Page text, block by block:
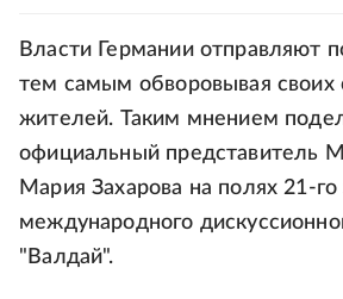
Власти Германии отправляют
тем самым обворовывая своих
жителей. Таким мнением
официальный представитель
Мария Захарова на полях 21-го
международного
"Валдай".